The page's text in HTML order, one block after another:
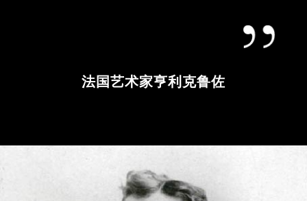
法国艺术家亨利克鲁佐